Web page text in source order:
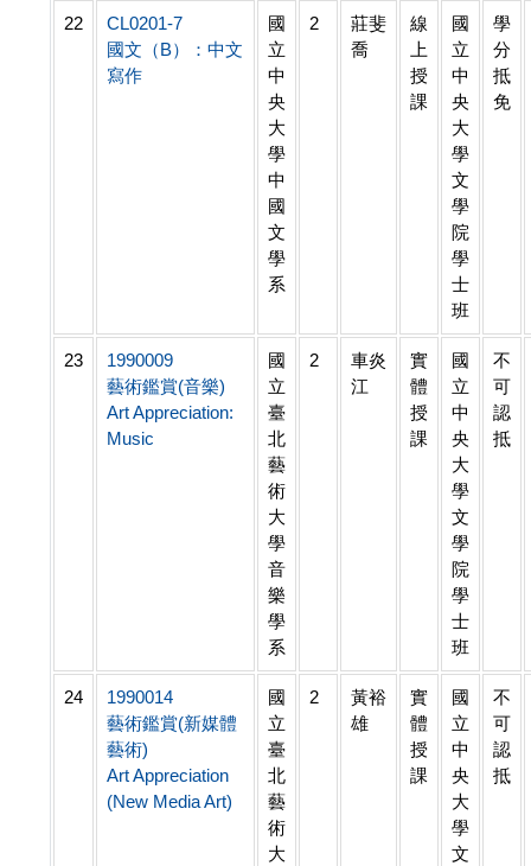
22
CL0201-7
國文（B）：中文
寫作
國
立
中
央
大
學
中
國
文
學
系
2
莊斐
喬
線
上
授
課
國
立
中
央
大
學
文
學
院
學
士
班
學
分
抵
免
23
1990009
藝術鑑賞(音樂)
Art Appreciation:
Music
國
立
臺
北
藝
術
大
學
音
樂
學
系
2
車炎
江
實
體
授
課
國
立
中
央
大
學
文
學
院
學
士
班
不
可
認
抵
24
1990014
藝術鑑賞(新媒體
藝術)
Art Appreciation
(New Media Art)
國
立
臺
北
藝
術
大
2
黃裕
雄
實
體
授
課
國
立
中
央
大
學
文
不
可
認
抵